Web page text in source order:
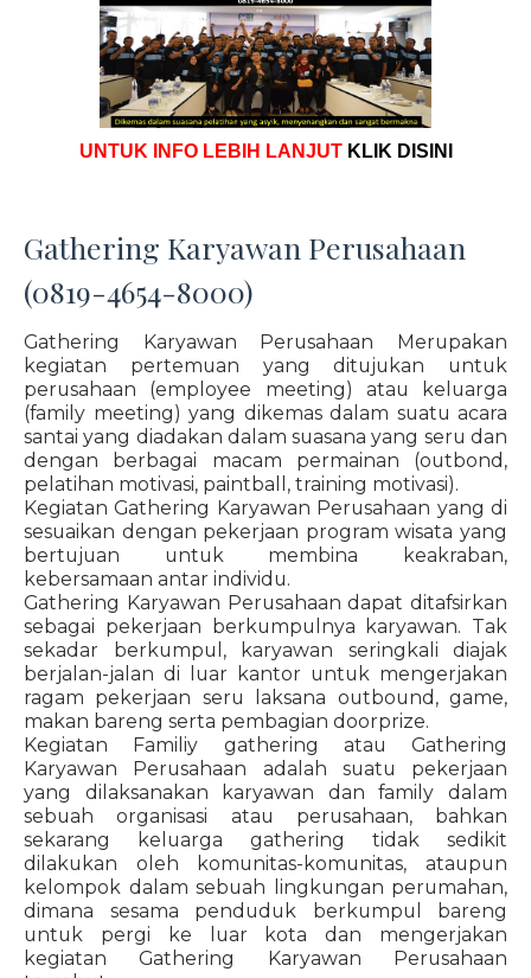
UNTUK INFO LEBIH LANJUT KLIK DISINI
Gathering Karyawan Perusahaan
(0819-4654-8000)
Gathering Karyawan Perusahaan Merupakan
kegiatan pertemuan yang ditujukan untuk
perusahaan (employee meeting) atau keluarga
(family meeting) yang dikemas dalam suatu acara
santai yang diadakan dalam suasana yang seru dan
dengan berbagai macam permainan (outbond,
pelatihan motivasi, paintball, training motivasi).
Kegiatan Gathering Karyawan Perusahaan yang di
sesuaikan dengan pekerjaan program wisata yang
bertujuan untuk membina keakraban,
kebersamaan antar individu.
Gathering Karyawan Perusahaan dapat ditafsirkan
sebagai pekerjaan berkumpulnya karyawan. Tak
sekadar berkumpul, karyawan seringkali diajak
berjalan-jalan di luar kantor untuk mengerjakan
ragam pekerjaan seru laksana outbound, game,
makan bareng serta pembagian doorprize.
Kegiatan Familiy gathering atau Gathering
Karyawan Perusahaan adalah suatu pekerjaan
yang dilaksanakan karyawan dan family dalam
sebuah organisasi atau perusahaan, bahkan
sekarang keluarga gathering tidak sedikit
dilakukan oleh komunitas-komunitas, ataupun
kelompok dalam sebuah lingkungan perumahan,
dimana sesama penduduk berkumpul bareng
untuk pergi ke luar kota dan mengerjakan
kegiatan Gathering Karyawan Perusahaan